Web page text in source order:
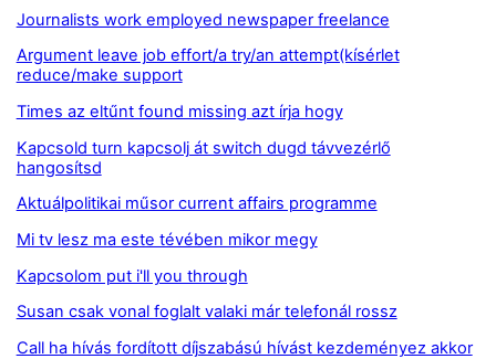
Journalists work employed newspaper freelance
Argument leave job effort/a try/an attempt(kísérlet
reduce/make support
Times az eltűnt found missing azt írja hogy
Kapcsold turn kapcsolj át switch dugd távvezérlő
hangosítsd
Aktuálpolitikai műsor current affairs programme
Mi tv lesz ma este tévében mikor megy
Kapcsolom put i'll you through
Susan csak vonal foglalt valaki már telefonál rossz
Call ha hívás fordított díjszabású hívást kezdeményez akkor